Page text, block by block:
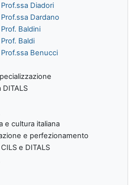
Diadori
Dardano
Baldini
Baldi
Benucci
DITALS
e cultura italiana
e perfezionamento
e DITALS